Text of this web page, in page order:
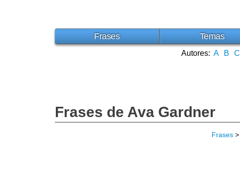
Frases Temas
Autores: A B C
Frases de Ava Gardner
Frases >